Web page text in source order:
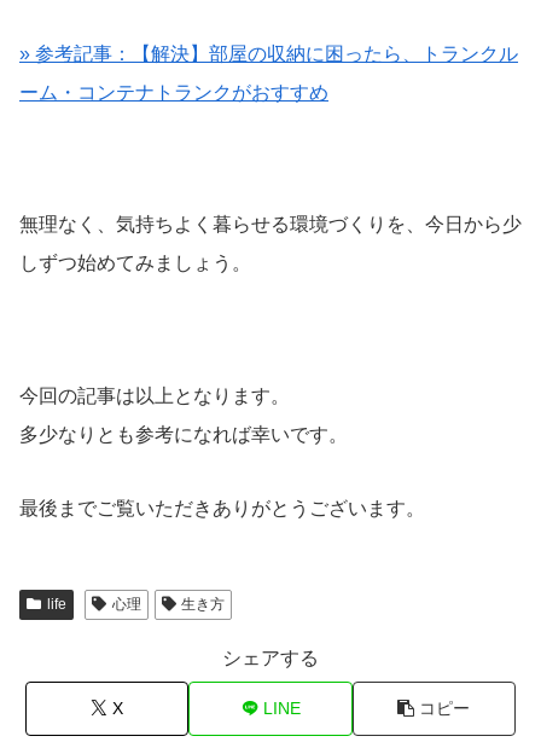
» 参考記事：【解決】部屋の収納に困ったら、トランクル
ーム・コンテナトランクがおすすめ
無理なく、気持ちよく暮らせる環境づくりを、今日から少
しずつ始めてみましょう。
今回の記事は以上となります。
多少なりとも参考になれば幸いです。
最後までご覧いただきありがとうございます。
life 心理 生き方
シェアする
X LINE コピー